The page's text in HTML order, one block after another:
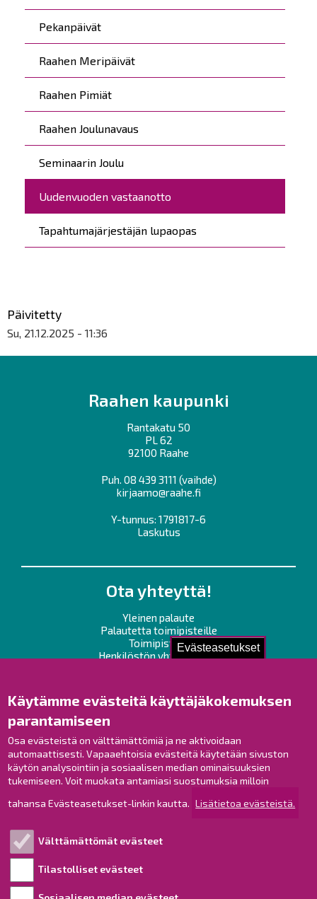
Evästeasetukset
Käytämme evästeitä käyttäjäkokemuksen
parantamiseen
Osa evästeistä on välttämättömiä ja ne aktivoidaan
automaattisesti. Vapaaehtoisia evästeitä käytetään sivuston
käytön analysointiin ja sosiaalisen median ominaisuuksien
tukemiseen. Voit muokata antamiasi suostumuksia milloin
tahansa Evästeasetukset-linkin kautta. Lisätietoa evästeistä.
Välttämättömät evästeet
Tilastolliset evästeet
Pekanpäivät
Raahen Meripäivät
Raahen Pimiät
Raahen Joulunavaus
Seminaarin Joulu
Uudenvuoden vastaanotto
Tapahtumajärjestäjän lupaopas
Päivitetty
Su, 21.12.2025 - 11:36
Raahen kaupunki
Rantakatu 50
PL 62
92100 Raahe
Puh. 08 439 3111 (vaihde)
kirjaamo@raahe.fi
Y-tunnus: 1791817-6
Laskutus
Ota yhteyttä!
Yleinen palaute
Palautetta toimipisteille
Toimipisteet
Henkilöstön yhteystiedot
Raahe Facebookissa
Raahe Instagramissa
Raahe LinkedInissä
Raahe YouTubessa
Esityslistat ja pöytäkirjat
Viranhaltijapäätökset